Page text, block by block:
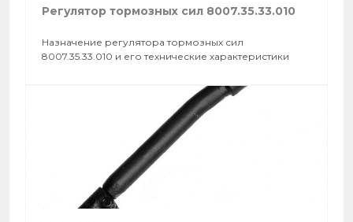
Регулятор тормозных сил 8007.35.33.010
Назначение регулятора тормозных сил
8007.35.33.010 и его технические характеристики